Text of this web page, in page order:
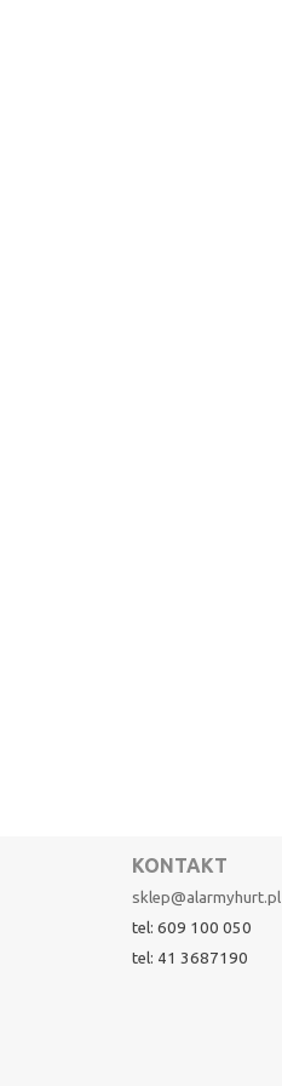
KONTAKT
sklep@alarmyhurt.pl
tel: 609 100 050
tel: 41 3687190